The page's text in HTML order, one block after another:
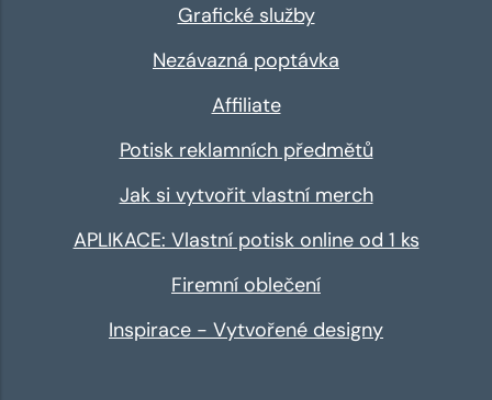
Grafické služby
Nezávazná poptávka
Affiliate
Potisk reklamních předmětů
Jak si vytvořit vlastní merch
APLIKACE: Vlastní potisk online od 1 ks
Firemní oblečení
Inspirace - Vytvořené designy